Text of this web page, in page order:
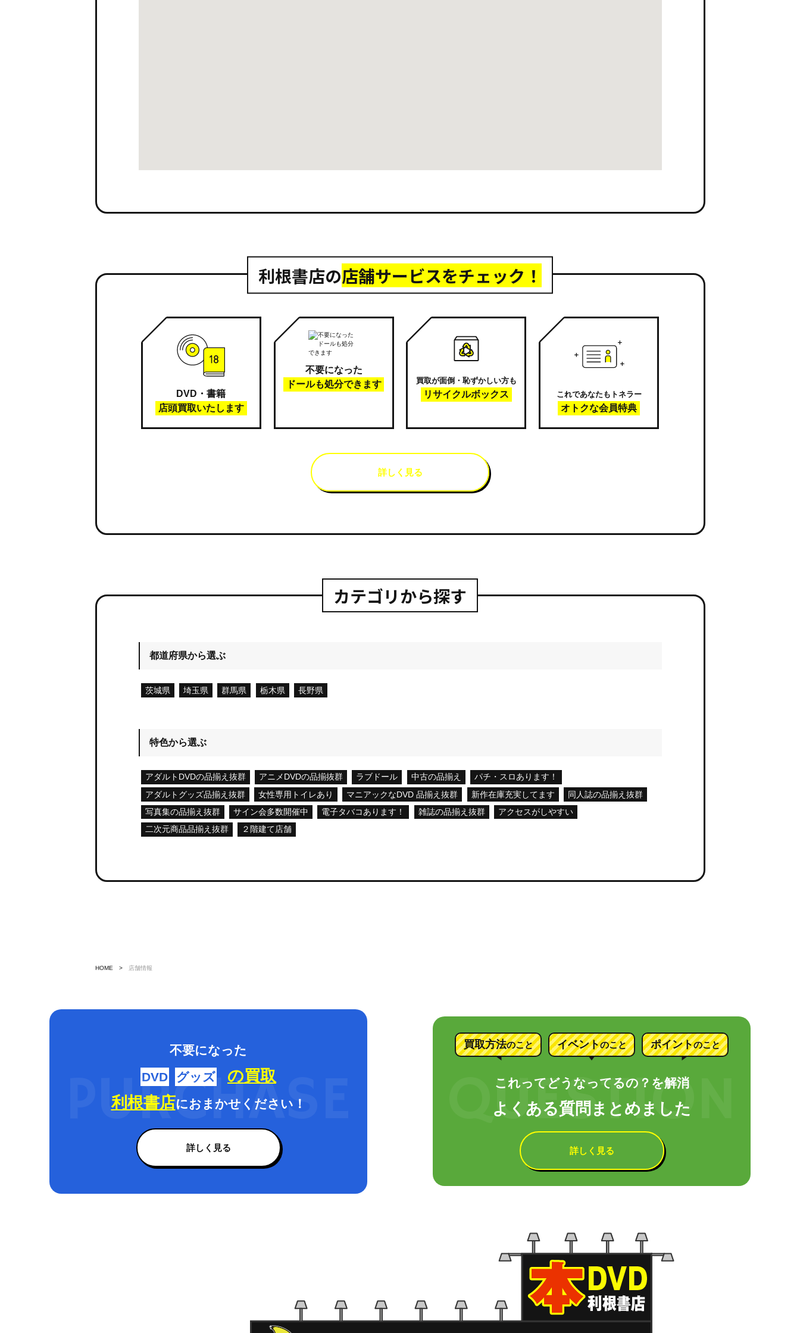
利根書店の店舗サービスをチェック！
DVD・書籍
店頭買取いたします
不要になった
ドールも処分できます
買取が面倒・恥ずかしい方も
リサイクルボックス これであなたもトネラー
オトクな会員特典
詳しく見る
カテゴリから探す
都道府県から選ぶ
茨城県 埼玉県 群馬県 栃木県 長野県
特色から選ぶ
アダルトDVDの品揃え抜群 アニメDVDの品揃抜群 ラブドール 中古の品揃え
パチ・スロあります！
アダルトグッズ品揃え抜群
女性専用トイレあり マニアックなDVD 品揃え抜群 新作在庫充実してます
同人誌の品揃え抜群
写真集の品揃え抜群
サイン会多数開催中 電子タバコあります！ 雑誌の品揃え抜群
アクセスがしやすい
二次元商品品揃え抜群
２階建て店舗
HOME 店舗情報
不要になった
DVD
グッズ
の買取
利根書店におまかせください！
詳しく見る
買取方法のこと イベントのこと ポイントのこと
これってどうなってるの？を解消
よくある質問まとめました
詳しく見る